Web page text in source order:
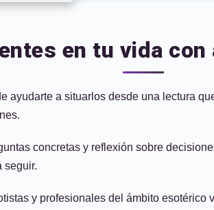
en tu vida
ayudarte a situarlos desde una lectura
concretas y reflexión sobre
seguir.
y profesionales del ámbito